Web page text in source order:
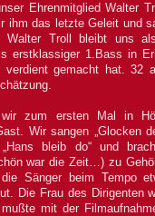
Ehrenmitglied Walter
ihm das letzte Geleit und
Troll bleibt uns
erstklassiger 1.Bass in
verdient gemacht hat. 32
zum ersten Mal in
Wir sangen „Glocken
„Hans bleib do“ und
war die Zeit…) zu
Sänger beim Tempo
Die Frau des Dirigenten
mit der